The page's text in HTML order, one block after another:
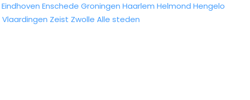
Eindhoven Enschede Groningen Haarlem Helmond Hengelo
Vlaardingen Zeist Zwolle Alle steden